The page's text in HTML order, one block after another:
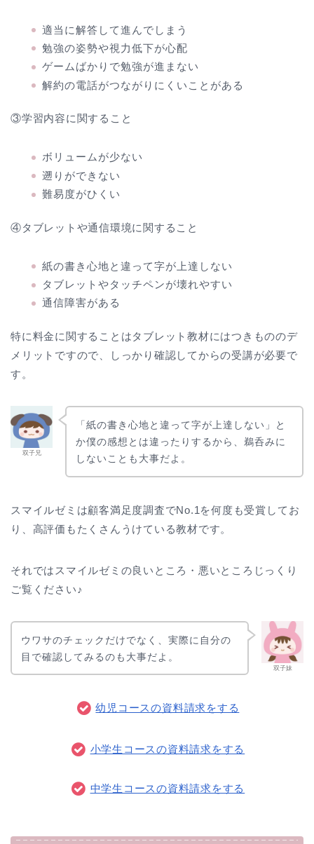
適当に解答して進んでしまう
勉強の姿勢や視力低下が心配
ゲームばかりで勉強が進まない
解約の電話がつながりにくいことがある
③学習内容に関すること
ボリュームが少ない
遡りができない
難易度がひくい
④タブレットや通信環境に関すること
紙の書き心地と違って字が上達しない
タブレットやタッチペンが壊れやすい
通信障害がある
特に料金に関することはタブレット教材にはつきもののデ
メリットですので、しっかり確認してからの受講が必要で
す。
双子兄
「紙の書き心地と違って字が上達しない」と
か僕の感想とは違ったりするから、鵜呑みに
しないことも大事だよ。
スマイルゼミは顧客満足度調査でNo.1を何度も受賞してお
り、高評価もたくさんうけている教材です。
それではスマイルゼミの良いところ・悪いところじっくり
ご覧ください♪
双子妹
ウワサのチェックだけでなく、実際に自分の
目で確認してみるのも大事だよ。
幼児コースの資料請求をする
小学生コースの資料請求をする
中学生コースの資料請求をする